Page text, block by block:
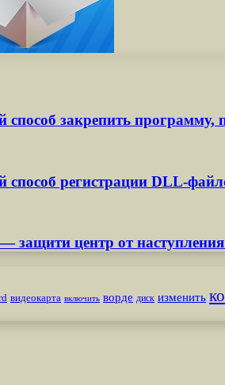
закрепить программу,
регистрации DLL-
защити центр от
видеокарта включить ворде диск изменить